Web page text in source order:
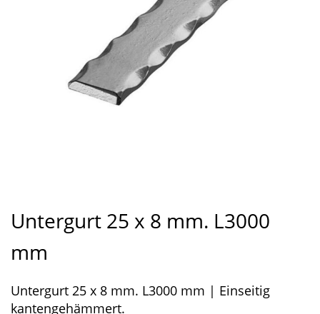
der
Bildergalerie
springen
Untergurt 25 x 8 mm. L3000
mm
Untergurt 25 x 8 mm. L3000 mm | Einseitig
kantengehämmert.